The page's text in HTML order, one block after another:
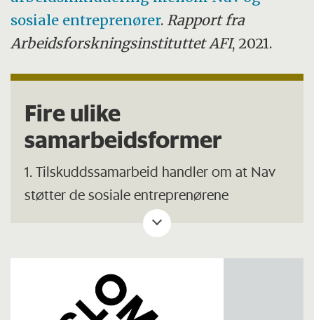
sosiale entreprenører. Rapport fra
Arbeidsforskningsinstituttet AFI, 2021.
Fire ulike
samarbeidsformer
1. Tilskuddssamarbeid handler om at Nav
støtter de sosiale entreprenørene
økonomisk, slik at de kan utvikles til å bli
økonomisk bærekraftige på sikt.
Utfordringer er blant annet at
entreprenørene savner tettere oppfølging
for å stimulere til mer læring og utvikling.